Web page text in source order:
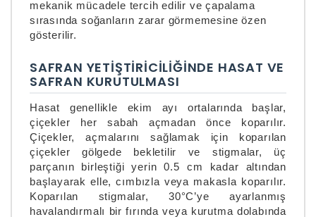
mekanik mücadele tercih edilir ve çapalama
sırasında soğanların zarar görmemesine özen
gösterilir.
SAFRAN YETIŞTIRICILIĞINDE HASAT VE
SAFRAN KURUTULMASI
Hasat genellikle ekim ayı ortalarında başlar,
çiçekler her sabah açmadan önce koparılır.
Çiçekler, açmalarını sağlamak için koparılan
çiçekler gölgede bekletilir ve stigmalar, üç
parçanın birleştiği yerin 0.5 cm kadar altından
başlayarak elle, cımbızla veya makasla koparılır.
Koparılan stigmalar, 30°C’ye ayarlanmış
havalandırmalı bir fırında veya kurutma dolabında